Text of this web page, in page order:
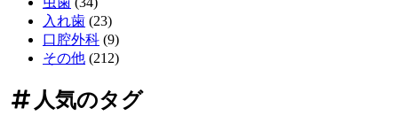
期
的
入れ歯 (23)
口腔外科 (9)
その他 (212)
人気のタグ